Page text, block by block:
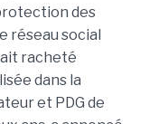
des
réseau social
racheté
dans la
et PDG de